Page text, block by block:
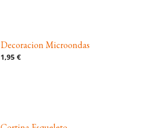
Decoracion Microondas
1,95 €